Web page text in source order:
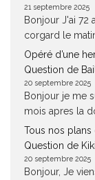
21 septembre 2025
Bonjour J'ai 72
corgard le
Opéré d’une
Question de
20 septembre 2025
Bonjour je me
mois apres la
Tous nos plans
Question de
20 septembre 2025
Bonjour, Je